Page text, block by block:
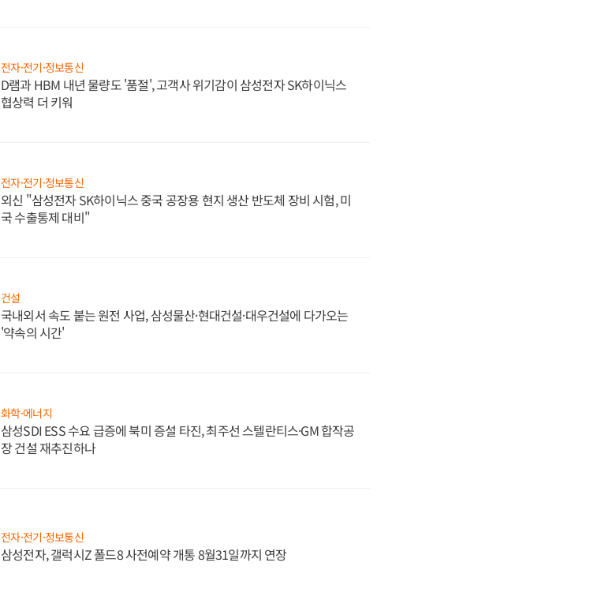
전자·전기·정보통신
D램과 HBM 내년 물량도 '품절', 고객사 위기감이 삼성전자 SK하이닉스
협상력 더 키워
전자·전기·정보통신
외신 "삼성전자 SK하이닉스 중국 공장용 현지 생산 반도체 장비 시험, 미
국 수출통제 대비"
건설
국내외서 속도 붙는 원전 사업, 삼성물산·현대건설·대우건설에 다가오는
'약속의 시간'
화학·에너지
삼성SDI ESS 수요 급증에 북미 증설 타진, 최주선 스텔란티스·GM 합작공
장 건설 재추진하나
전자·전기·정보통신
삼성전자, 갤럭시Z 폴드8 사전예약 개통 8월31일까지 연장